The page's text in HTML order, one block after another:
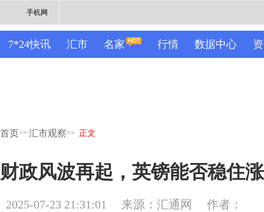
手机网
7*24快讯 汇市 名家 行情 数据中心
首页>> 汇市观察>> 正文
财政风波再起，英镑能否稳住
2025-07-23 21:31:01 来源：汇通网 作者：